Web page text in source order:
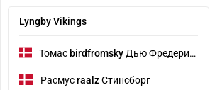
Lyngby Vikings
Томас birdfromsky Дью Фредериксен
РасмусraalzСтинсборг